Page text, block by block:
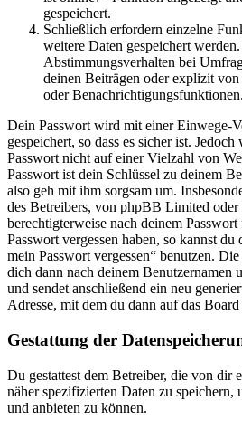
gespeichert.
Schließlich erfordern einzelne
weitere Daten gespeichert
Abstimmungsverhalten bei
deinen Beiträgen oder explizit von
oder Benachrichtigungsfunktionen.
Dein Passwort wird mit einer Einwege-
gespeichert, so dass es sicher ist.
Passwort nicht auf einer Vielzahl von
Passwort ist dein Schlüssel zu deinem
also geh mit ihm sorgsam um.
des Betreibers, von phpBB Limited
berechtigterweise nach deinem
Passwort vergessen haben, so kannst
mein Passwort vergessen“ benutzen.
dich dann nach deinem Benutzernamen
und sendet anschließend ein neu
Adresse, mit dem du dann auf das
Gestattung der
Du gestattest dem Betreiber, die von dir
näher spezifizierten Daten zu speichern,
und anbieten zu können.